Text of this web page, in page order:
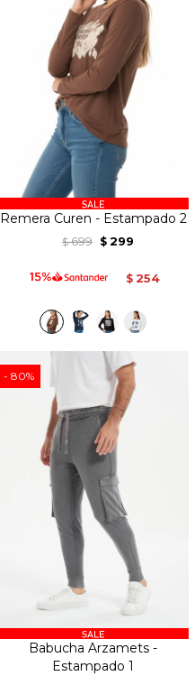
Remera Curen - Estampado 2
$ 699 $ 299
$ 254
80
Babucha Arzamets -
Estampado 1